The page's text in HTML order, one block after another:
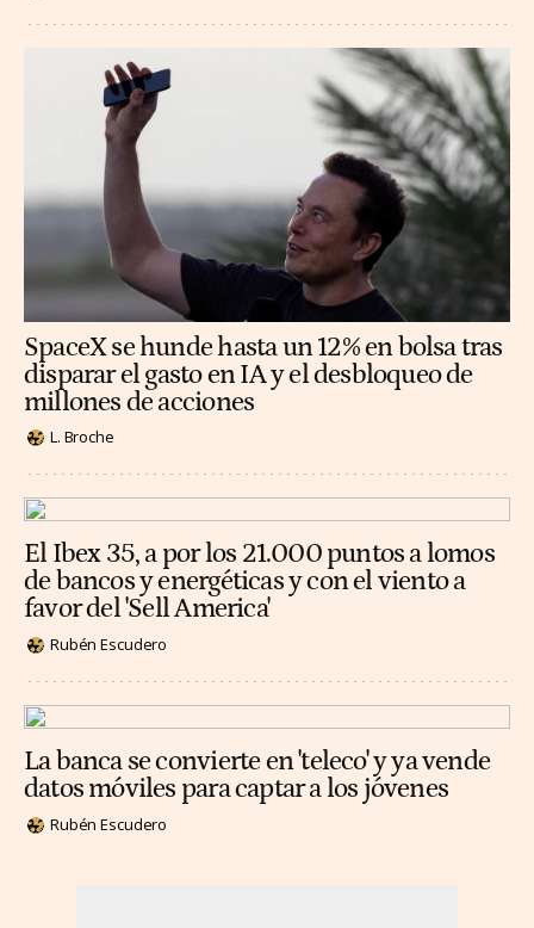
SpaceX se hunde hasta un 12% en bolsa tras
disparar el gasto en IA y el desbloqueo de
millones de acciones
L. Broche
El Ibex 35, a por los 21.000 puntos a lomos
de bancos y energéticas y con el viento a
favor del 'Sell America'
Rubén Escudero
La banca se convierte en 'teleco' y ya vende
datos móviles para captar a los jóvenes
Rubén Escudero